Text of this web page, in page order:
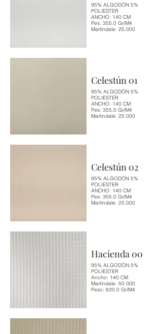
95% ALGODÓN 5%
POLIESTER
ANCHO: 140 CM
Pes: 355.0 Gr/M4
Martindale: 25.000
Celestún 01
95% ALGODÓN 5%
POLIESTER
ANCHO: 140 CM
Pes: 355.0 Gr/M4
Martindale: 25.000
Celestún 02
95% ALGODÓN 5%
POLIESTER
ANCHO: 140 CM
Pes: 355.0 Gr/M4
Martindale: 25.000
Hacienda 00
95% ALGODÓN 5%
POLIESTER
Ancho: 140 CM
Martindale: 50.000
Peso: 620.0 Gr/M4